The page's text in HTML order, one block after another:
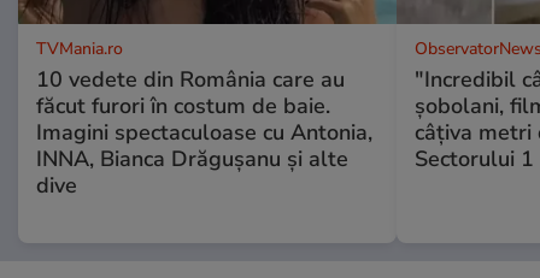
TVMania.ro
10 vedete din România care au
făcut furori în costum de baie.
Imagini spectaculoase cu Antonia,
INNA, Bianca Drăgușanu și alte
dive
"Incredibil
șobolani,
câțiva metri
Sectorului 1